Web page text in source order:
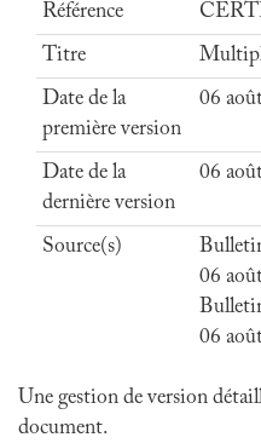
Référence
Titre
Date de la
première version
06
Date de la
dernière version
06
Source(s)
06
06
Une gestion de version
document.